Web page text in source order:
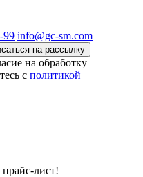
99 info@gc-sm.com
на рассылку
на обработку
c политикой
лист!